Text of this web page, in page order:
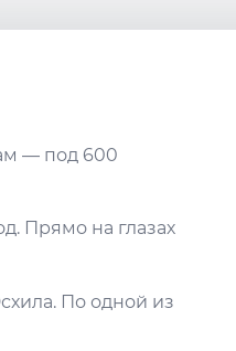
— под 600
Прямо на глазах
По одной из